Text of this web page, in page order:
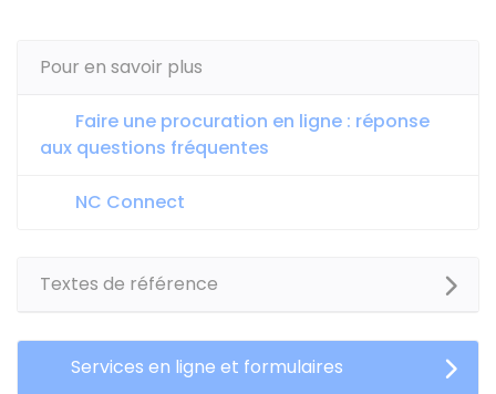
Pour en savoir plus
Faire une procuration en ligne : réponse
aux questions fréquentes
NC Connect
Textes de référence
Services en ligne et formulaires